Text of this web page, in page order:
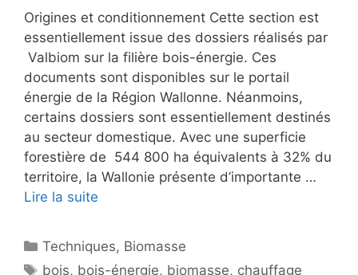
Origines et conditionnement Cette section est
essentiellement issue des dossiers réalisés par
Valbiom sur la filière bois-énergie. Ces
documents sont disponibles sur le portail
énergie de la Région Wallonne. Néanmoins,
certains dossiers sont essentiellement destinés
au secteur domestique. Avec une superficie
forestière de 544 800 ha équivalents à 32% du
territoire, la Wallonie présente d’importante …
Lire la suite
Catégories
Techniques, Biomasse
Étiquettes
bois, bois-énergie, biomasse, chauffage